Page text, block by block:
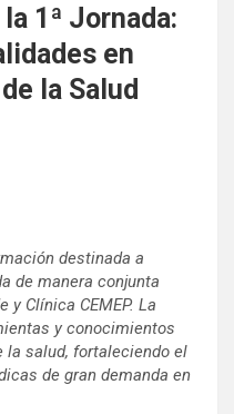
1ª Jornada:
en
la Salud
destinada a
de manera conjunta
y Clínica CEMEP. La
y conocimientos
la salud, fortaleciendo el
de gran demanda en